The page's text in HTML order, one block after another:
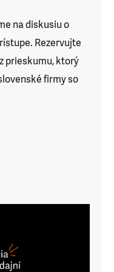
na diskusiu o
Rezervujte
prieskumu, ktorý
firmy so